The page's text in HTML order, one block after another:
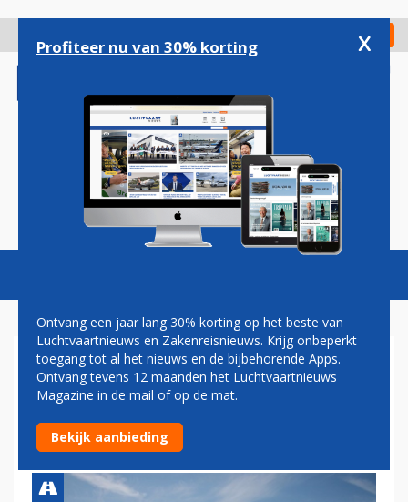
gaan
Check in
Magazine Podcasts Vacatures
GEMEENTE EINDHOVEN
VINDT ANTILLEN-VLUCHTEN
'TE RISKANT'
Profiteer nu van 30% korting x
Ontvang een jaar lang 30% korting op het beste van
Luchtvaartnieuws en Zakenreisnieuws. Krijg onbeperkt
toegang tot al het nieuws en de bijbehorende Apps.
Ontvang tevens 12 maanden het Luchtvaartnieuws
Magazine in de mail of op de mat.
Bekijk aanbieding